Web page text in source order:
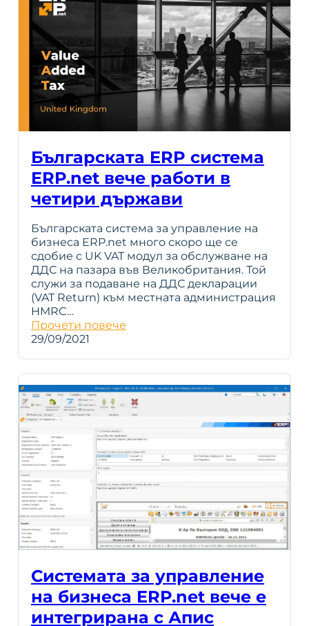
Българската ERP система
ERP.net вече работи в
четири държави
Българската система за управление на
бизнеса ERP.net много скоро ще се
сдобие с UK VAT модул за обслужване на
ДДС на пазара във Великобритания. Той
служи за подаване на ДДС декларации
(VAT Return) към местната администрация
HMRC…
Прочети повече
29/09/2021
Системата за управление
на бизнеса ERP.net вече е
интегрирана с Апис